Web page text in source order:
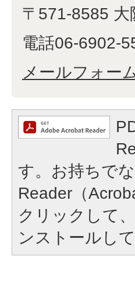
〒571-8585 大
電話06-6902-
メールフォー
す。お持ちで
Reader（
クリックして
ンストールし